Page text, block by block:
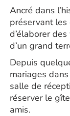
Ancré dans
préservant les
d’élaborer
d’un grand
Depuis
mariages
salle de
réserver le
amis.